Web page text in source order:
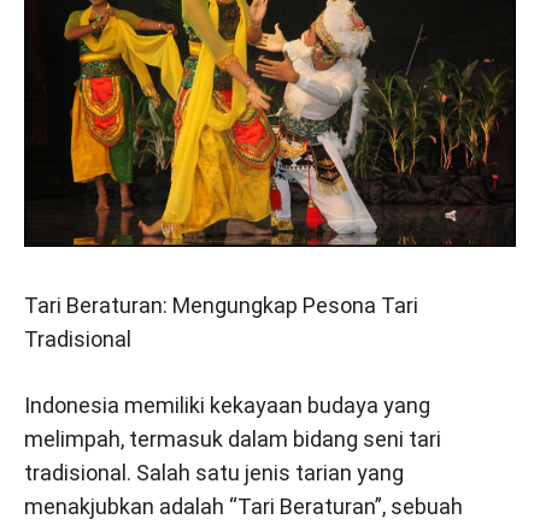
Tari Beraturan: Mengungkap Pesona Tari
Tradisional
Indonesia memiliki kekayaan budaya yang
melimpah, termasuk dalam bidang seni tari
tradisional. Salah satu jenis tarian yang
menakjubkan adalah “Tari Beraturan”, sebuah